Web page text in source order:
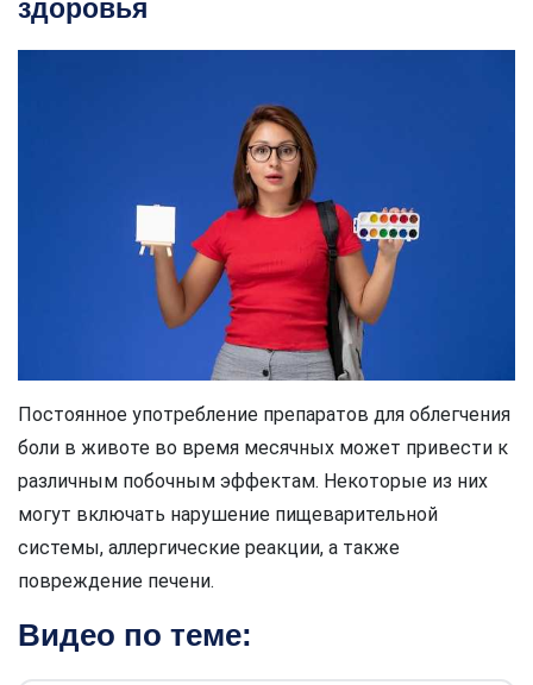
здоровья
Постоянное употребление препаратов для облегчения
боли в животе во время месячных может привести к
различным побочным эффектам. Некоторые из них
могут включать нарушение пищеварительной
системы, аллергические реакции, а также
повреждение печени.
Видео по теме: